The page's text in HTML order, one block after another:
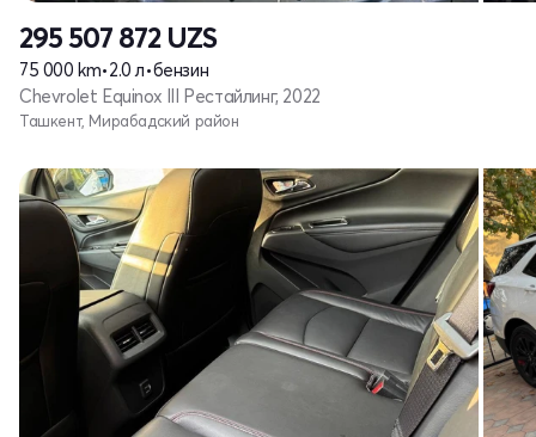
295 507 872 UZS
75 000 km•2.0 л•бензин
Chevrolet Equinox III Рестайлинг, 2022
Ташкент, Мирабадский район